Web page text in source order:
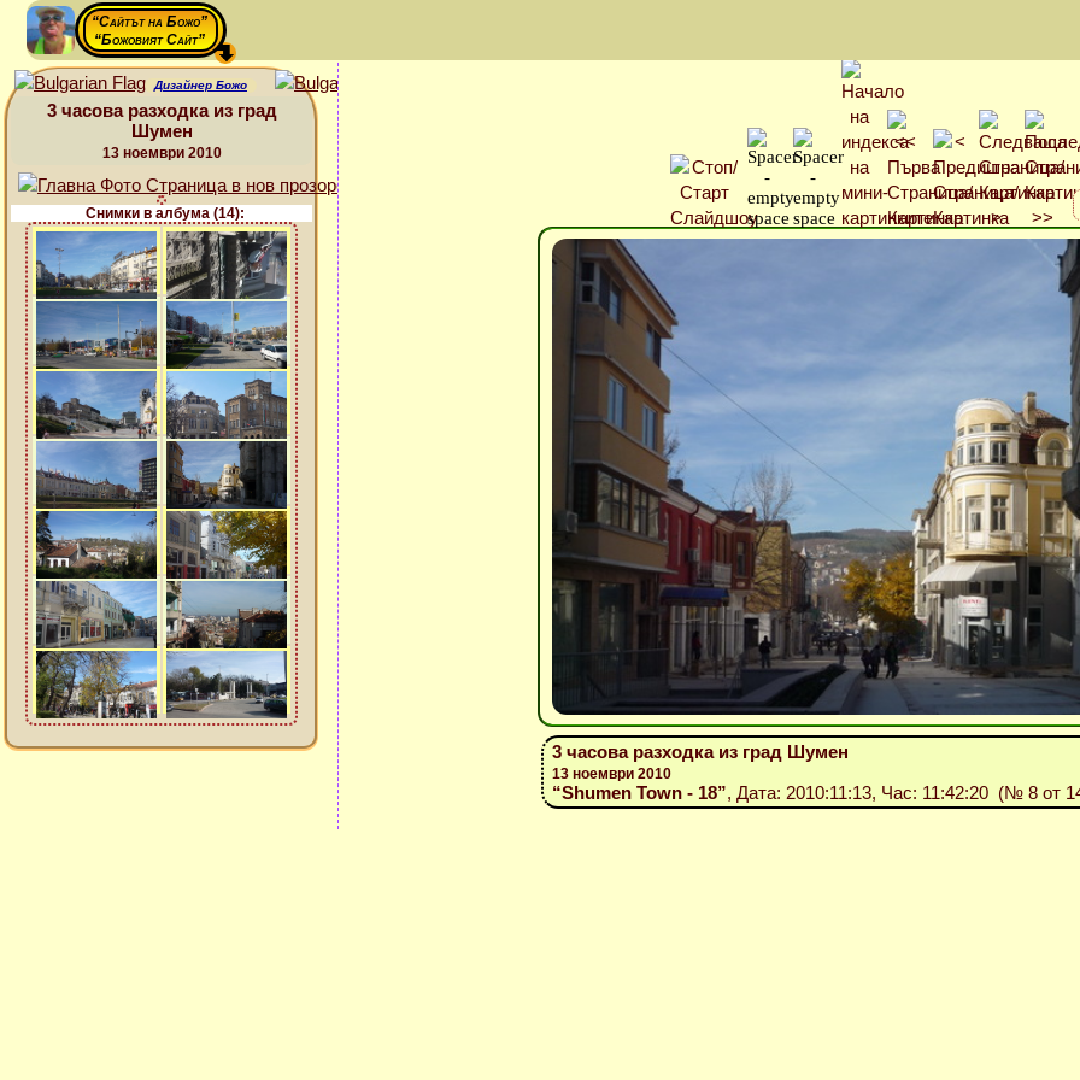
“Сайтът на Божо”
“Божовият Сайт”
Дизайнер Божо
3 часова разходка из град
Шумен
13 ноември 2010
Снимки в албума (14):
3 часова разходка из град Шумен
13 ноември 2010
“Shumen Town - 18”, Дата: 2010:11:13, Час: 11:42:20 (№ 8 от